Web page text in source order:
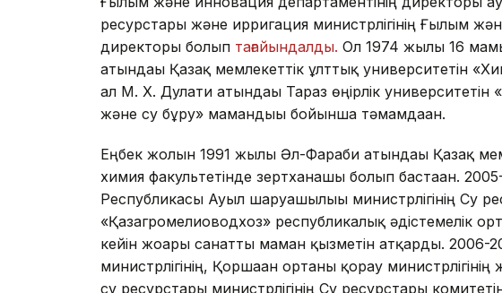
ресурстары және ирригация министрлігінің Ғылым
директоры болып тағайындалды. Ол 1974 жылғы 16
атындағы Қазақ мемлекеттік ұлттық университетін
ал М. Х. Дулати атындағы Тараз өңірлік
және су бұру» мамандығы бойынша тәмамдаған.
Еңбек жолын 1991 жылы Әл-Фараби атындағы Қазақ
химия факультетінде зертханашы болып бастаған.
Республикасы Ауыл шаруашылығы министрлігінің Су
«Қазагромелиоводхоз» республикалық әдістемелік
кейін жоғары санатты маман қызметін атқарды.
министрлігінің, Қоршаған ортаны қорғау
су ресурстары министрлігінің Су ресурстары